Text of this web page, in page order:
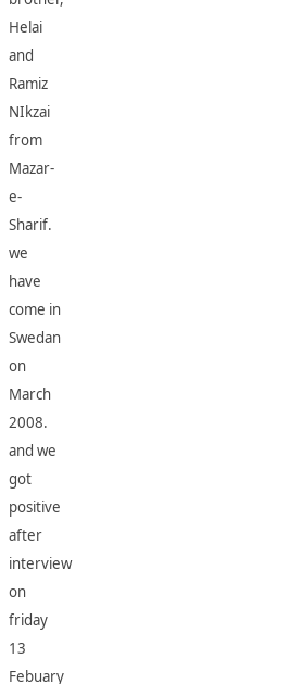
Helai
and
Ramiz
NIkzai
from
Mazar-
e-
Sharif.
we
have
come in
Swedan
on
March
2008.
and we
got
positive
after
interview
on
friday
13
Febuary